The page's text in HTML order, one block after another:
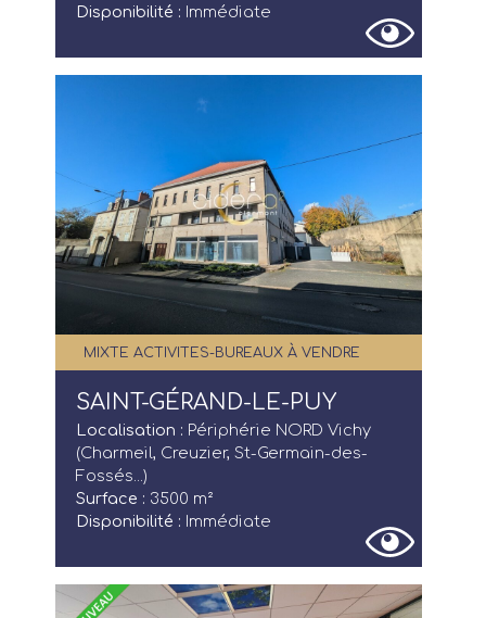
Disponibilité : Immédiate
MIXTE ACTIVITES-BUREAUX À VENDRE
SAINT-GÉRAND-LE-PUY
Localisation : Périphérie NORD Vichy
(Charmeil, Creuzier, St-Germain-des-
Fossés...)
Surface : 3500 m²
Disponibilité : Immédiate